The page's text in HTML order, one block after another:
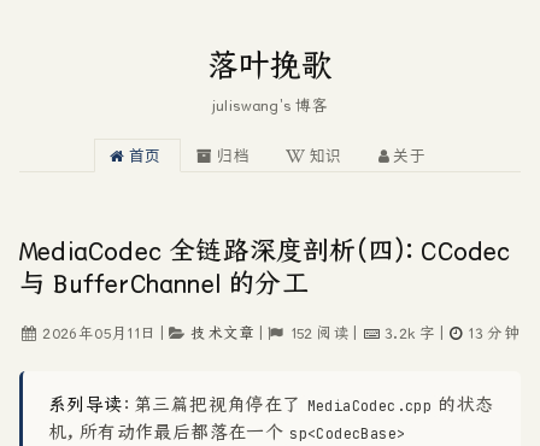
落叶挽歌
juliswang's 博客
首页 归档 知识 关于
MediaCodec 全链路深度剖析(四)：CCodec
与 BufferChannel 的分工
2026年05月11日 技术文章 | 152 阅读 3.2k 字 13 分钟
系列导读：第三篇把视角停在了 MediaCodec.cpp 的状态
机，所有动作最后都落在一个 sp<CodecBase>